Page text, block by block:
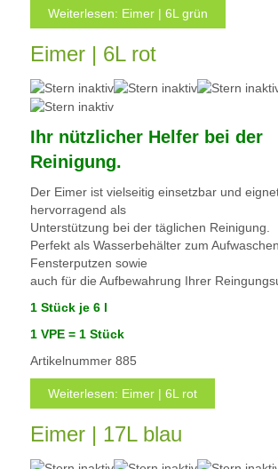
Weiterlesen: Eimer | 6L grün
Eimer | 6L rot
Ihr nützlicher Helfer bei der
Reinigung.
Der Eimer ist vielseitig einsetzbar und
hervorragend als
Unterstützung bei der täglichen Reinigung.
Perfekt als Wasserbehälter zum
Fensterputzen sowie
auch für die Aufbewahrung Ihrer
1 Stück je 6 l
1 VPE = 1 Stück
Artikelnummer 885
Weiterlesen: Eimer | 6L rot
Eimer | 17L blau